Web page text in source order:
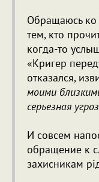
Обращаюсь ко
тем, кто
когда-то
«Кригер
отказался,
моими
серьезная
И совсем
обращение к
захисникам